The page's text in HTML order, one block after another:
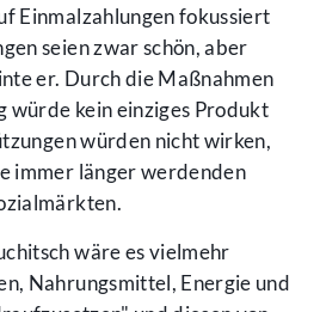
Einmalzahlungen fokussiert
seien zwar schön, aber
er. Durch die Maßnahmen
würde kein einziges Produkt
würden nicht wirken,
immer länger werdenden
wäre es vielmehr
Nahrungsmittel, Energie und